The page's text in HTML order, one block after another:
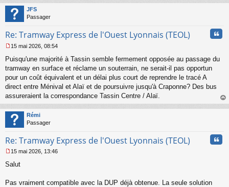
JFS
Passager
Re: Tramway Express de l'Ouest Lyonnais (TEOL)
e
s
g
e
n
o
n
l
15 mai 2026, 08:54
Puisqu'une majorité à Tassin semble fermement opposée au passage du
tramway en surface et réclame un souterrain, ne serait-il pas opportun
pour un coût équivalent et un délai plus court de reprendre le tracé A
direct entre Ménival et Alaï et de poursuivre jusqu'à Craponne? Des bus
assureraient la correspondance Tassin Centre / Alaï.
au
Rémi
Passager
Re: Tramway Express de l'Ouest Lyonnais (TEOL)
e
15 mai 2026, 13:46
Salut
Pas vraiment compatible avec la DUP déjà obtenue. La seule solution